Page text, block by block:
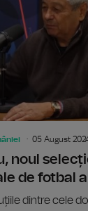
05 August
noul
de fotbal
dintre cele